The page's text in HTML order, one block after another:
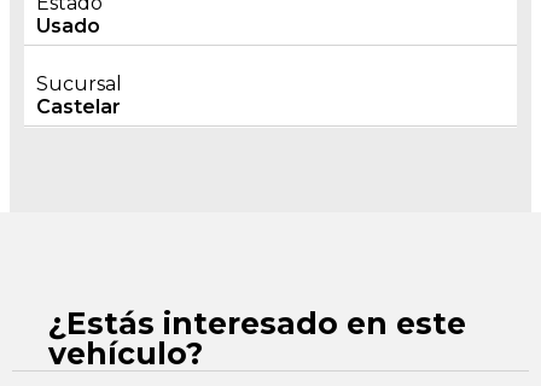
Usado
Sucursal
Castelar
¿Estás interesado en este
vehículo?